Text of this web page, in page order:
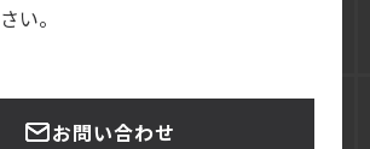
い。
お問い合わせ